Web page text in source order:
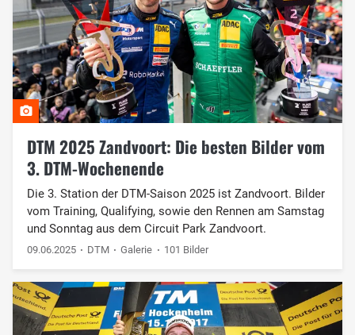
DTM 2025 Zandvoort: Die besten Bilder vom
3. DTM-Wochenende
Die 3. Station der DTM-Saison 2025 ist Zandvoort. Bilder
vom Training, Qualifying, sowie den Rennen am Samstag
und Sonntag aus dem Circuit Park Zandvoort.
09.06.2025 DTM Galerie 101 Bilder